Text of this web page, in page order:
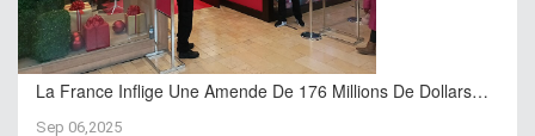
La France Inflige Une Amende De 176 Millions De Dollars…
Sep 06,2025